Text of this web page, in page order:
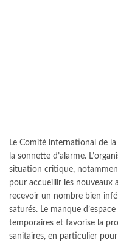
Le Comité international de
la sonnette d’alarme.
situation critique,
pour accueillir les nouveaux
recevoir un nombre bien
saturés. Le manque
temporaires et favorise la
sanitaires, en particulier